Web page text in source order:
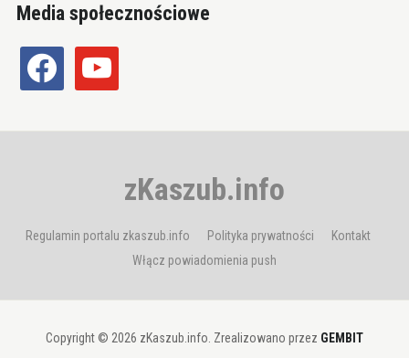
Media społecznościowe
facebook youtube
zKaszub.info
Regulamin portalu zkaszub.info Polityka prywatności
Kontakt
Włącz powiadomienia push
Copyright © 2026 zKaszub.info. Zrealizowano przez GEMBIT